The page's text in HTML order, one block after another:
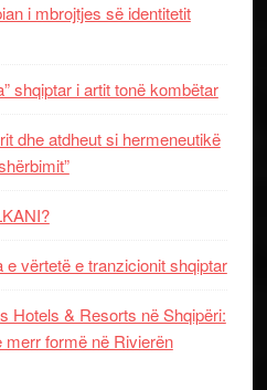
i mbrojtjes së identitetit
shqiptar i artit tonë kombëtar
dhe atdheut si hermeneutikë
e vërtetë e tranzicionit shqiptar
Hotels & Resorts në Shqipëri:
merr formë në Rivierën